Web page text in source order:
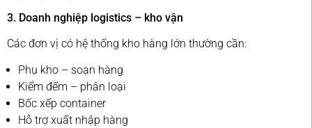
3. Doanh nghiệp logistics – kho vận
Các đơn vị có hệ thống kho hàng lớn thường cần:
Phụ kho – soạn hàng
Kiểm đếm – phân loại
Bốc xếp container
Hỗ trợ xuất nhập hàng